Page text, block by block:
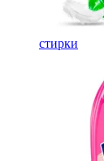
стирки